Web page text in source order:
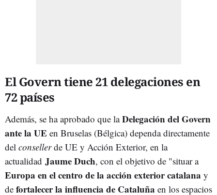
El Govern tiene 21 delegaciones en
72 países
Además, se ha aprobado que laDelegación del Govern
ante la UE en Bruselas (Bélgica) dependa directamente
del consellerde UE y Acción Exterior, en la
actualidad Jaume Duch, con el objetivo de "situar a
Europa en el centro de la acción exterior catalana y
de fortalecer la influencia de Cataluña en los espacios